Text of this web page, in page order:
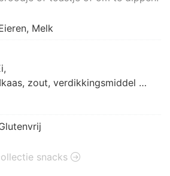
Melk
zout, verdikkingsmiddel
guarpitmeel), water,
azijn, zout, aroma#s,
guargom,
snacks